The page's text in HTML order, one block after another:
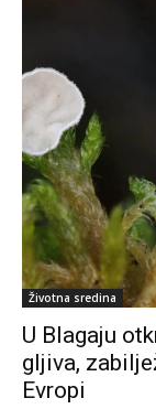
Životna sredina
U Blagaju
gljiva,
Evropi